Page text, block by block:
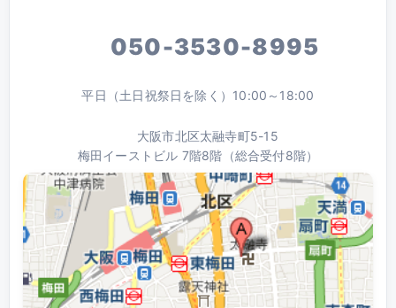
050-3530-8995
平日（土日祝祭日を除く）10:00～18:00
大阪市北区太融寺町5-15
梅田イーストビル 7階8階（総合受付8階）